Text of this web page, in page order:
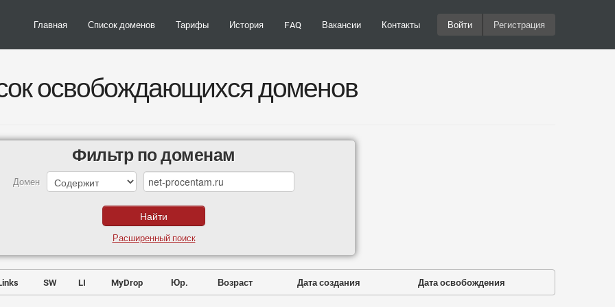
Главная Список доменов Тарифы История FAQ Вакансии Контакты Войти Регистрация
освобождающихся доменов
Фильтр по доменам
Домен
Расширенный поиск
SW LI MyDrop Юр. Возраст Дата создания Дата освобождения